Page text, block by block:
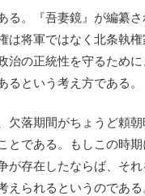
る。『吾妻鏡』が編纂
は将軍ではなく北条執
治の正統性を守るため
るという考え方である。
欠落期間がちょうど頼
とである。もしこの時期
が存在したならば、そ
えられるというのである